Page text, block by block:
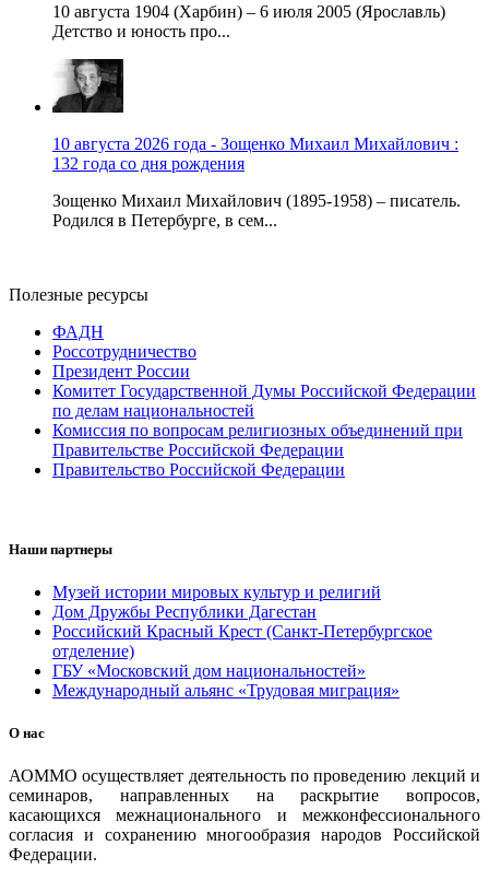
10 августа 1904 (Харбин) – 6 июля 2005 (Ярославль)
Детство и юность про...
10 августа 2026 года - Зощенко Михаил Михайлович :
132 года со дня рождения
Зощенко Михаил Михайлович (1895-1958) – писатель.
Родился в Петербурге, в сем...
Полезные ресурсы
ФАДН
Россотрудничество
Президент России
Комитет Государственной Думы Российской Федерации
по делам национальностей
Комиссия по вопросам религиозных объединений при
Правительстве Российской Федерации
Правительство Российской Федерации
Наши партнеры
Музей истории мировых культур и религий
Дом Дружбы Республики Дагестан
Российский Красный Крест (Санкт-Петербургское
отделение)
ГБУ «Московский дом национальностей»
Международный альянс «Трудовая миграция»
О нас
АОММО осуществляет деятельность по проведению лекций и
семинаров, направленных на раскрытие вопросов,
касающихся межнационального и межконфессионального
согласия и сохранению многообразия народов Российской
Федерации.